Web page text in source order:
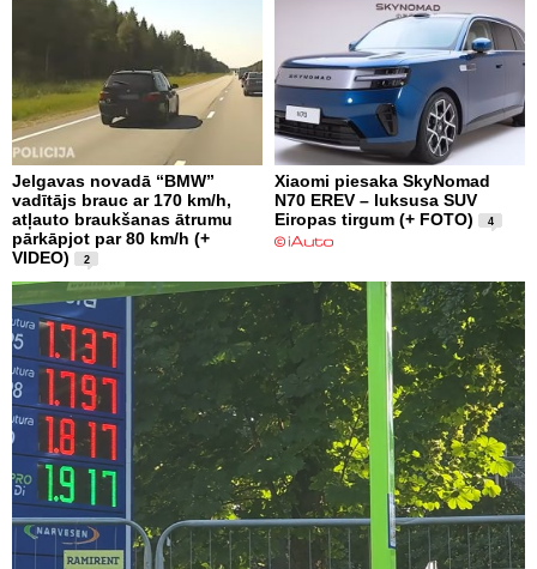
Jelgavas novadā “BMW”
vadītājs brauc ar 170 km/h,
atļauto braukšanas ātrumu
pārkāpjot par 80 km/h (+
VIDEO)
2
Xiaomi piesaka SkyNomad
N70 EREV – luksusa SUV
Eiropas tirgum (+ FOTO)
4